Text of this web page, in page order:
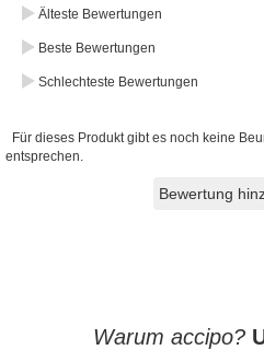
Älteste Bewertungen
Beste Bewertungen
Schlechteste Bewertungen
Für dieses Produkt gibt es noch keine
entsprechen.
Bewertung
Warum accipo?